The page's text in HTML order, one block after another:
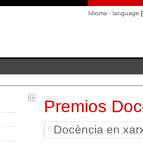
Idioma · language
Premios
Docència en